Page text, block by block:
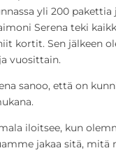
yli 200 pakettia
Serena teki
kortit. Sen jälkeen
vuosittain.
sanoo, että on
iloitsee, kun
jakaa sitä, mitä